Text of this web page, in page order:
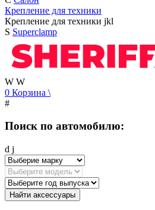
Крепление для техники
Крепление для техники jkl
S Superclamp
W W
0 Корзина \
#
Поиск по автомобилю:
d j
Найти аксессуары